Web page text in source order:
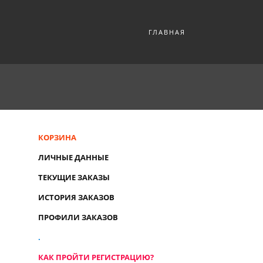
ГЛАВНАЯ
КОРЗИНА
ЛИЧНЫЕ ДАННЫЕ
ТЕКУЩИЕ ЗАКАЗЫ
ИСТОРИЯ ЗАКАЗОВ
ПРОФИЛИ ЗАКАЗОВ
.
КАК ПРОЙТИ РЕГИСТРАЦИЮ?